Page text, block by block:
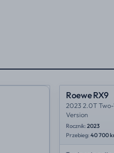
Roewe RX9
2023 2.0T
Version
Rocznik: 2023
Przebieg: 40 700